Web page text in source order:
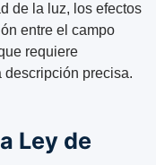
de la luz, los efectos
entre el campo
requiere
precisa.
Ley de